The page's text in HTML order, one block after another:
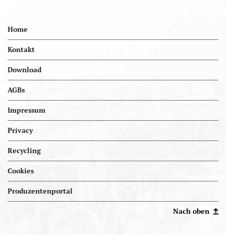
Home
Kontakt
Download
AGBs
Impressum
Privacy
Recycling
Cookies
Produzentenportal
Portal.kellereien
Nach oben